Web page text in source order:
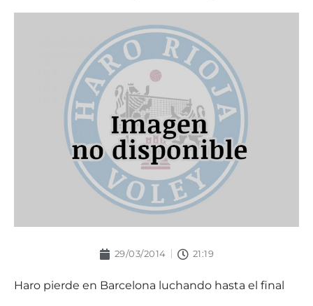
29/03/2014 21:19
Haro pierde en Barcelona luchando hasta el final